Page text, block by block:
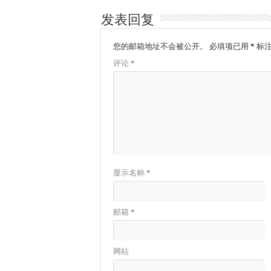
发表回复
您的邮箱地址不会被公开。 必填项已用 * 标注
评论 *
显示名称 *
邮箱 *
网站